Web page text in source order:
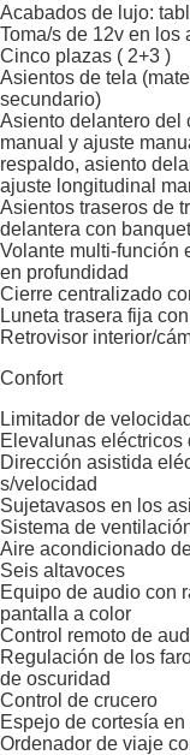
Acabados de lujo:
Toma/s de 12v en los
Cinco plazas ( 2+3 )
Asientos de tela
secundario)
Asiento delantero del
manual y ajuste
respaldo, asiento
ajuste longitudinal
Asientos traseros de
delantera con
Volante multi-función
en profundidad
Cierre centralizado
Luneta trasera fija
Retrovisor interior/
Confort
Limitador de velocidad
Elevalunas eléctricos
Dirección asistida
s/velocidad
Sujetavasos en los
Sistema de
Aire acondicionado
Seis altavoces
Equipo de audio con
pantalla a color
Control remoto de
Regulación de los
de oscuridad
Control de crucero
Espejo de cortesía
Ordenador de viaje